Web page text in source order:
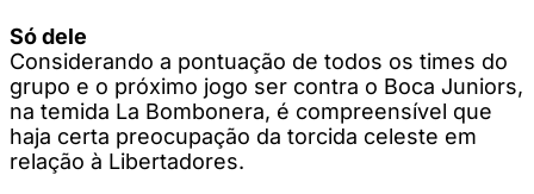
Só dele
Considerando a pontuação de todos os times do
grupo e o próximo jogo ser contra o Boca Juniors,
na temida La Bombonera, é compreensível que
haja certa preocupação da torcida celeste em
relação à Libertadores.